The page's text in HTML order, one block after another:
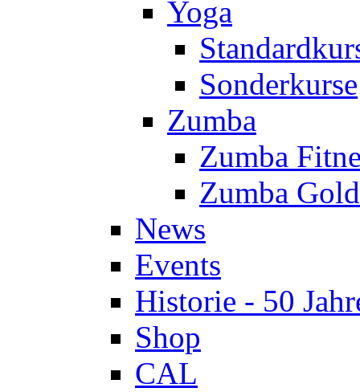
Yoga
Sonderkurse
Zumba
Zumba
Zumba Gold
News
Events
Historie - 50
Shop
CAL